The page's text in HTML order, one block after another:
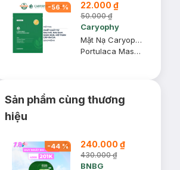
-56% 22.000 ₫
50.000 ₫
Caryophy
Mặt Nạ Caryophy Làm Giảm Mụn, Thâm & Dưỡng Ẩm Da 22g
Portulaca Mask Sheet 3in1
Sản phẩm cùng thương
hiệu
-44% 240.000 ₫
430.000 ₫
BNBG